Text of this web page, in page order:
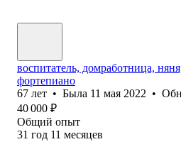
воспитатель, домработница,
фортепиано
67 лет • Была 11 мая 2022 •
40 000 ₽
Общий опыт
31 год 11 месяцев